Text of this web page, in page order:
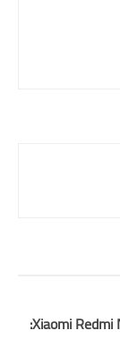
مشكلة الشحن في Xiaomi Redmi Note 13 Pro: